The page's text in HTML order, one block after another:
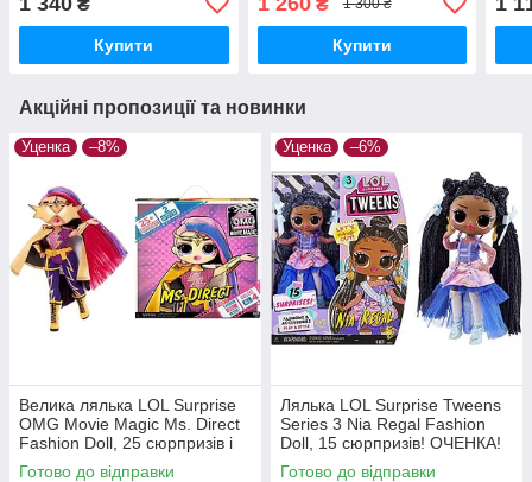
Купити
Читайте сповіщення.
1 300 ₴
Купити
Акційні пропозиції та новинки
Уценка –8%
Велика лялька LOL Surprise
OMG Movie Magic Ms. Direct
Fashion Doll, 25 сюрпризів і
два образи! ОЧЕНКА!
Готово до відправки
Уценка –6%
Лялька LOL Surprise Tweens
Series 3 Nia Regal Fashion
Doll, 15 сюрпризів! ОЧЕНКА!
Готово до відправки